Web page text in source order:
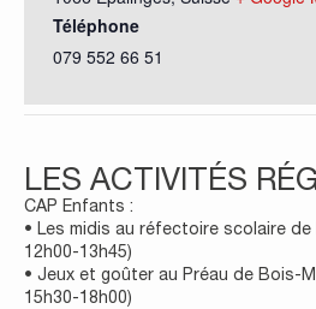
Téléphone
079 552 66 51
LES ACTIVITÉS
CAP Enfants :
• Les midis au réfectoire scolaire
12h00-13h45)
• Jeux et goûter au Préau de Bois-
15h30-18h00)